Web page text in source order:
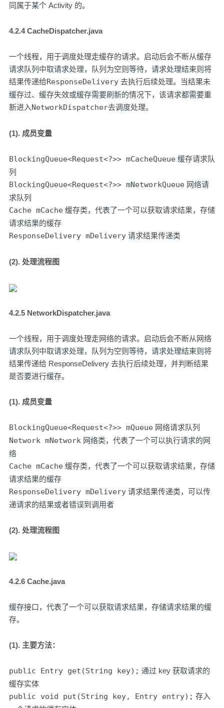
同属于某个 Activity 的。
4.2.4 CacheDispatcher.java
一个线程，用于调度处理走缓存的请求。启动后会不断从缓存
请求队列中取请求处理，队列为空则等待，请求处理结束则将
结果传递给ResponseDelivery 去执行后续处理。当结果未
缓存过、缓存失效或缓存需要刷新的情况下，该请求都需要重
新进入NetworkDispatcher去调度处理。
(1). 成员变量
BlockingQueue<Request<?>> mCacheQueue 缓存请求队
列
BlockingQueue<Request<?>> mNetworkQueue 网络请
求队列
Cache mCache 缓存类，代表了一个可以获取请求结果，存储
请求结果的缓存
ResponseDelivery mDelivery 请求结果传递类
(2). 处理流程图
4.2.5 NetworkDispatcher.java
一个线程，用于调度处理走网络的请求。启动后会不断从网络
请求队列中取请求处理，队列为空则等待，请求处理结束则将
结果传递给 ResponseDelivery 去执行后续处理，并判断结果
是否要进行缓存。
(1). 成员变量
BlockingQueue<Request<?>> mQueue 网络请求队列
Network mNetwork 网络类，代表了一个可以执行请求的网
络
Cache mCache 缓存类，代表了一个可以获取请求结果，存储
请求结果的缓存
ResponseDelivery mDelivery 请求结果传递类，可以传
递请求的结果或者错误到调用者
(2). 处理流程图
4.2.6 Cache.java
缓存接口，代表了一个可以获取请求结果，存储请求结果的缓
存。
(1). 主要方法：
public Entry get(String key); 通过 key 获取请求的
缓存实体
public void put(String key, Entry entry); 存入